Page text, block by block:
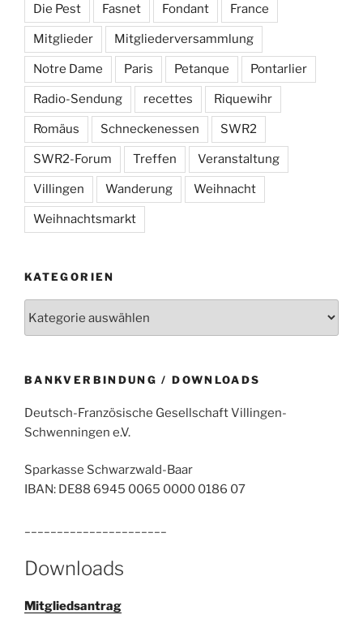
Die Pest Fasnet Fondant France
Mitglieder Mitgliederversammlung
Notre Dame Paris Petanque Pontarlier
Radio-Sendung recettes Riquewihr
Romäus Schneckenessen SWR2
SWR2-Forum Treffen Veranstaltung
Villingen Wanderung Weihnacht
Weihnachtsmarkt
KATEGORIEN
BANKVERBINDUNG / DOWNLOADS
Deutsch-Französische Gesellschaft Villingen-
Schwenningen e.V.
Sparkasse Schwarzwald-Baar
IBAN: DE88 6945 0065 0000 0186 07
Downloads
Mitgliedsantrag